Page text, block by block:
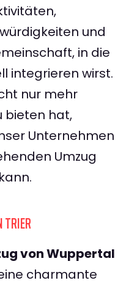
und
in die
integrieren wirst.
nur mehr
bieten hat,
Unternehmen
Umzug
TRIER
von Wuppertal
charmante